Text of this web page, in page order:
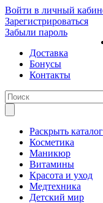
Войти в личный
Зарегистрироваться
Забыли пароль
Доставка
Бонусы
Контакты
Раскрыть каталог
Косметика
Маникюр
Витамины
Красота и уход
Медтехника
Детский мир